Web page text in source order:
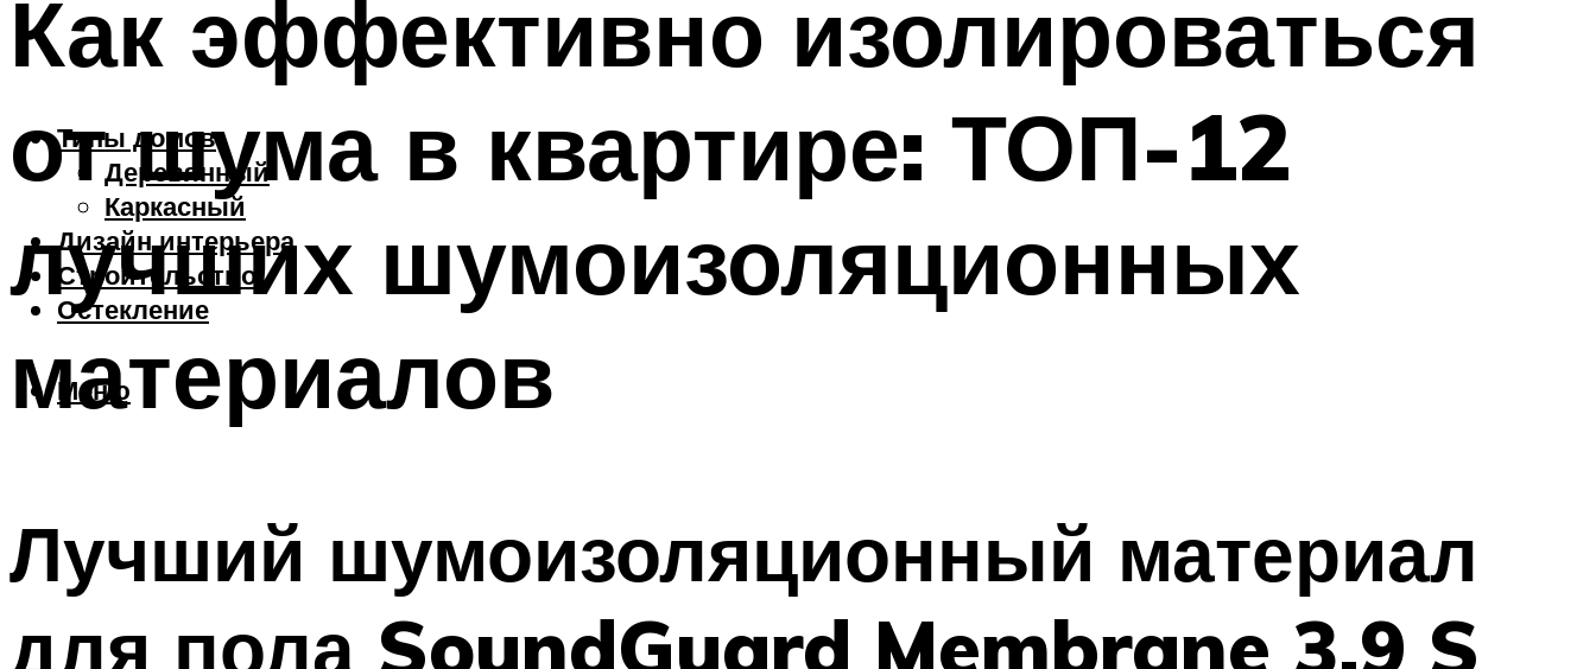
Типы домов
Деревянный
Каркасный
Дизайн интерьера
Строительство
Остекление
Меню
Как эффективно изолироваться
от шума в квартире: ТОП-12
лучших шумоизоляционных
материалов
Лучший шумоизоляционный материал
для пола SoundGuard Membrane 3.9 S